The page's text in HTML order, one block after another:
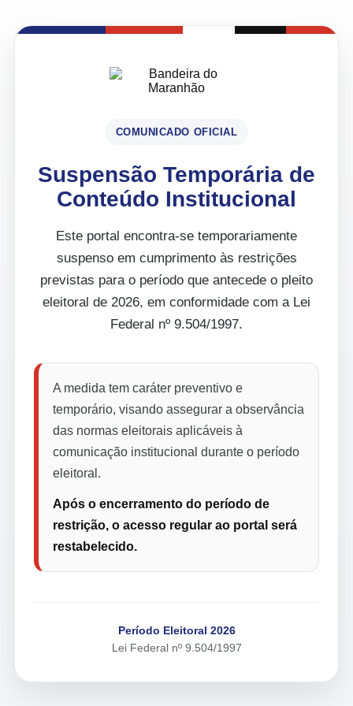
COMUNICADO OFICIAL
Suspensão Temporária de
Conteúdo Institucional
Este portal encontra-se temporariamente
suspenso em cumprimento às restrições
previstas para o período que antecede o pleito
eleitoral de 2026, em conformidade com a Lei
Federal nº 9.504/1997.
A medida tem caráter preventivo e
temporário, visando assegurar a observância
das normas eleitorais aplicáveis à
comunicação institucional durante o período
eleitoral.
Após o encerramento do período de
restrição, o acesso regular ao portal será
restabelecido.
Período Eleitoral 2026
Lei Federal nº 9.504/1997